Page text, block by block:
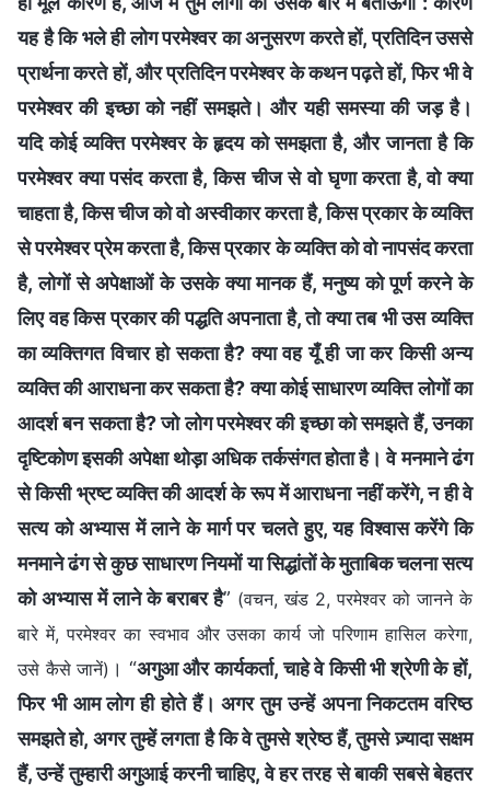
यह है कि भले ही लोग परमेश्वर का अनुसरण करते हों, प्रतिदिन उससे
प्रार्थना करते हों, और प्रतिदिन परमेश्वर के कथन पढ़ते हों, फिर भी वे
परमेश्वर की इच्छा को नहीं समझते। और यही समस्या की जड़ है।
यदि कोई व्यक्ति परमेश्वर के हृदय को समझता है, और जानता है कि
परमेश्वर क्या पसंद करता है, किस चीज से वो घृणा करता है, वो क्या
चाहता है, किस चीज को वो अस्वीकार करता है, किस प्रकार के व्यक्ति
से परमेश्वर प्रेम करता है, किस प्रकार के व्यक्ति को वो नापसंद करता
है, लोगों से अपेक्षाओं के उसके क्या मानक हैं, मनुष्य को पूर्ण करने के
लिए वह किस प्रकार की पद्धति अपनाता है, तो क्या तब भी उस व्यक्ति
का व्यक्तिगत विचार हो सकता है? क्या वह यूँ ही जा कर किसी अन्य
व्यक्ति की आराधना कर सकता है? क्या कोई साधारण व्यक्ति लोगों का
आदर्श बन सकता है? जो लोग परमेश्वर की इच्छा को समझते हैं, उनका
दृष्टिकोण इसकी अपेक्षा थोड़ा अधिक तर्कसंगत होता है। वे मनमाने ढंग
से किसी भ्रष्ट व्यक्ति की आदर्श के रूप में आराधना नहीं करेंगे, न ही वे
सत्य को अभ्यास में लाने के मार्ग पर चलते हुए, यह विश्वास करेंगे कि
मनमाने ढंग से कुछ साधारण नियमों या सिद्धांतों के मुताबिक चलना सत्य
को अभ्यास में लाने के बराबर है” (वचन, खंड 2, परमेश्वर को जानने के
बारे में, परमेश्वर का स्वभाव और उसका कार्य जो परिणाम हासिल करेगा,
उसे कैसे जानें) । “अगुआ और कार्यकर्ता, चाहे वे किसी भी श्रेणी के हों,
फिर भी आम लोग ही होते हैं। अगर तुम उन्हें अपना निकटतम वरिष्ठ
समझते हो, अगर तुम्हें लगता है कि वे तुमसे श्रेष्ठ हैं, तुमसे ज़्यादा सक्षम
हैं, उन्हें तुम्हारी अगुआई करनी चाहिए, वे हर तरह से बाकी सबसे बेहतर